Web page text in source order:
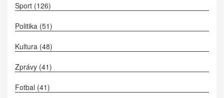
Sport (126)
Politika (51)
Kultura (48)
Zprávy (41)
Fotbal (41)